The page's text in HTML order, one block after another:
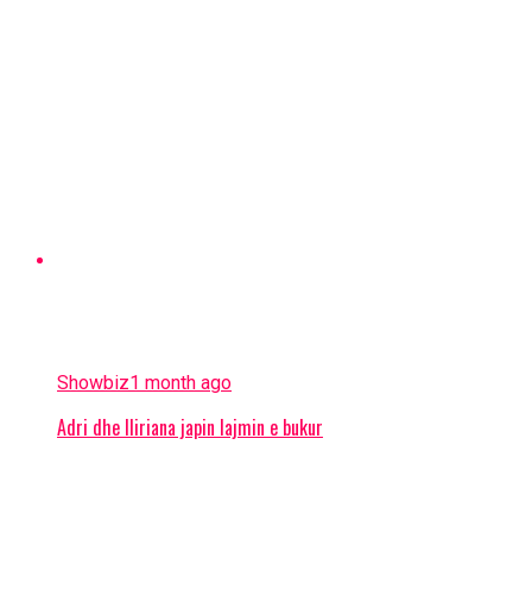
Showbiz1 month ago
Adri dhe Iliriana japin lajmin e bukur